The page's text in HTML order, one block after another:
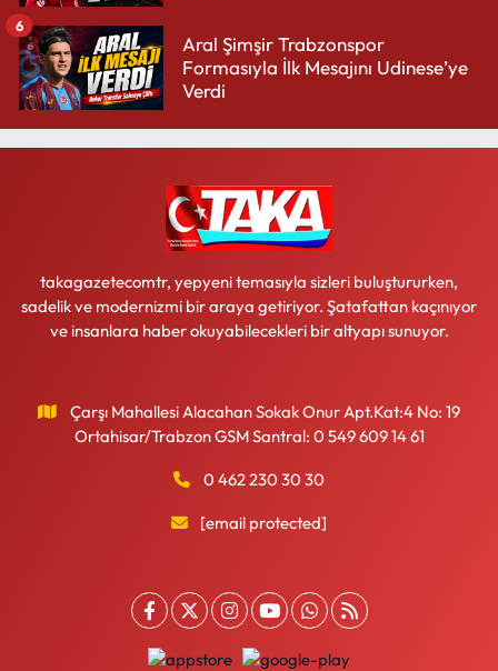
Aral Şimşir Trabzonspor
Formasıyla İlk Mesajını Udinese’ye
Verdi
6
takagazetecomtr, yepyeni temasıyla sizleri buluştururken,
sadelik ve modernizmi bir araya getiriyor. Şatafattan kaçınıyor
ve insanlara haber okuyabilecekleri bir altyapı sunuyor.
Çarşı Mahallesi Alacahan Sokak Onur Apt.Kat:4 No: 19
Ortahisar/Trabzon GSM Santral: 0 549 609 14 61
0 462 230 30 30
[email protected]